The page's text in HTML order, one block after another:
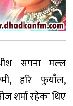
सपना मल्ल
हरि फुयाँल,
शर्मा रहेका थिए